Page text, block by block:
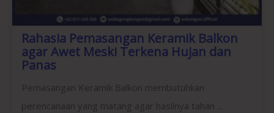
Rahasia Pemasangan Keramik Balkon
agar Awet Meski Terkena Hujan dan
Panas
Pemasangan Keramik Balkon membutuhkan
perencanaan yang matang agar hasilnya tahan ...